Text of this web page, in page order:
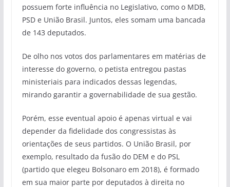
possuem forte influência no Legislativo, como o MDB,
PSD e União Brasil. Juntos, eles somam uma bancada
de 143 deputados.
De olho nos votos dos parlamentares em matérias de
interesse do governo, o petista entregou pastas
ministeriais para indicados dessas legendas,
mirando garantir a governabilidade de sua gestão.
Porém, esse eventual apoio é apenas virtual e vai
depender da fidelidade dos congressistas às
orientações de seus partidos. O União Brasil, por
exemplo, resultado da fusão do DEM e do PSL
(partido que elegeu Bolsonaro em 2018), é formado
em sua maior parte por deputados à direita no